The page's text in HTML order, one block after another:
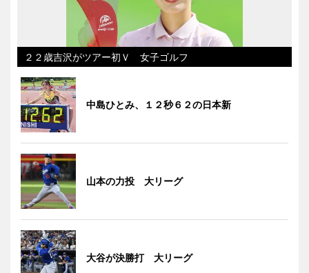
２２歳吉沢がツアー初Ｖ 女子ゴルフ
中島ひとみ、１２秒６２の日本新
山本の力投 大リーグ
大谷が決勝打 大リーグ